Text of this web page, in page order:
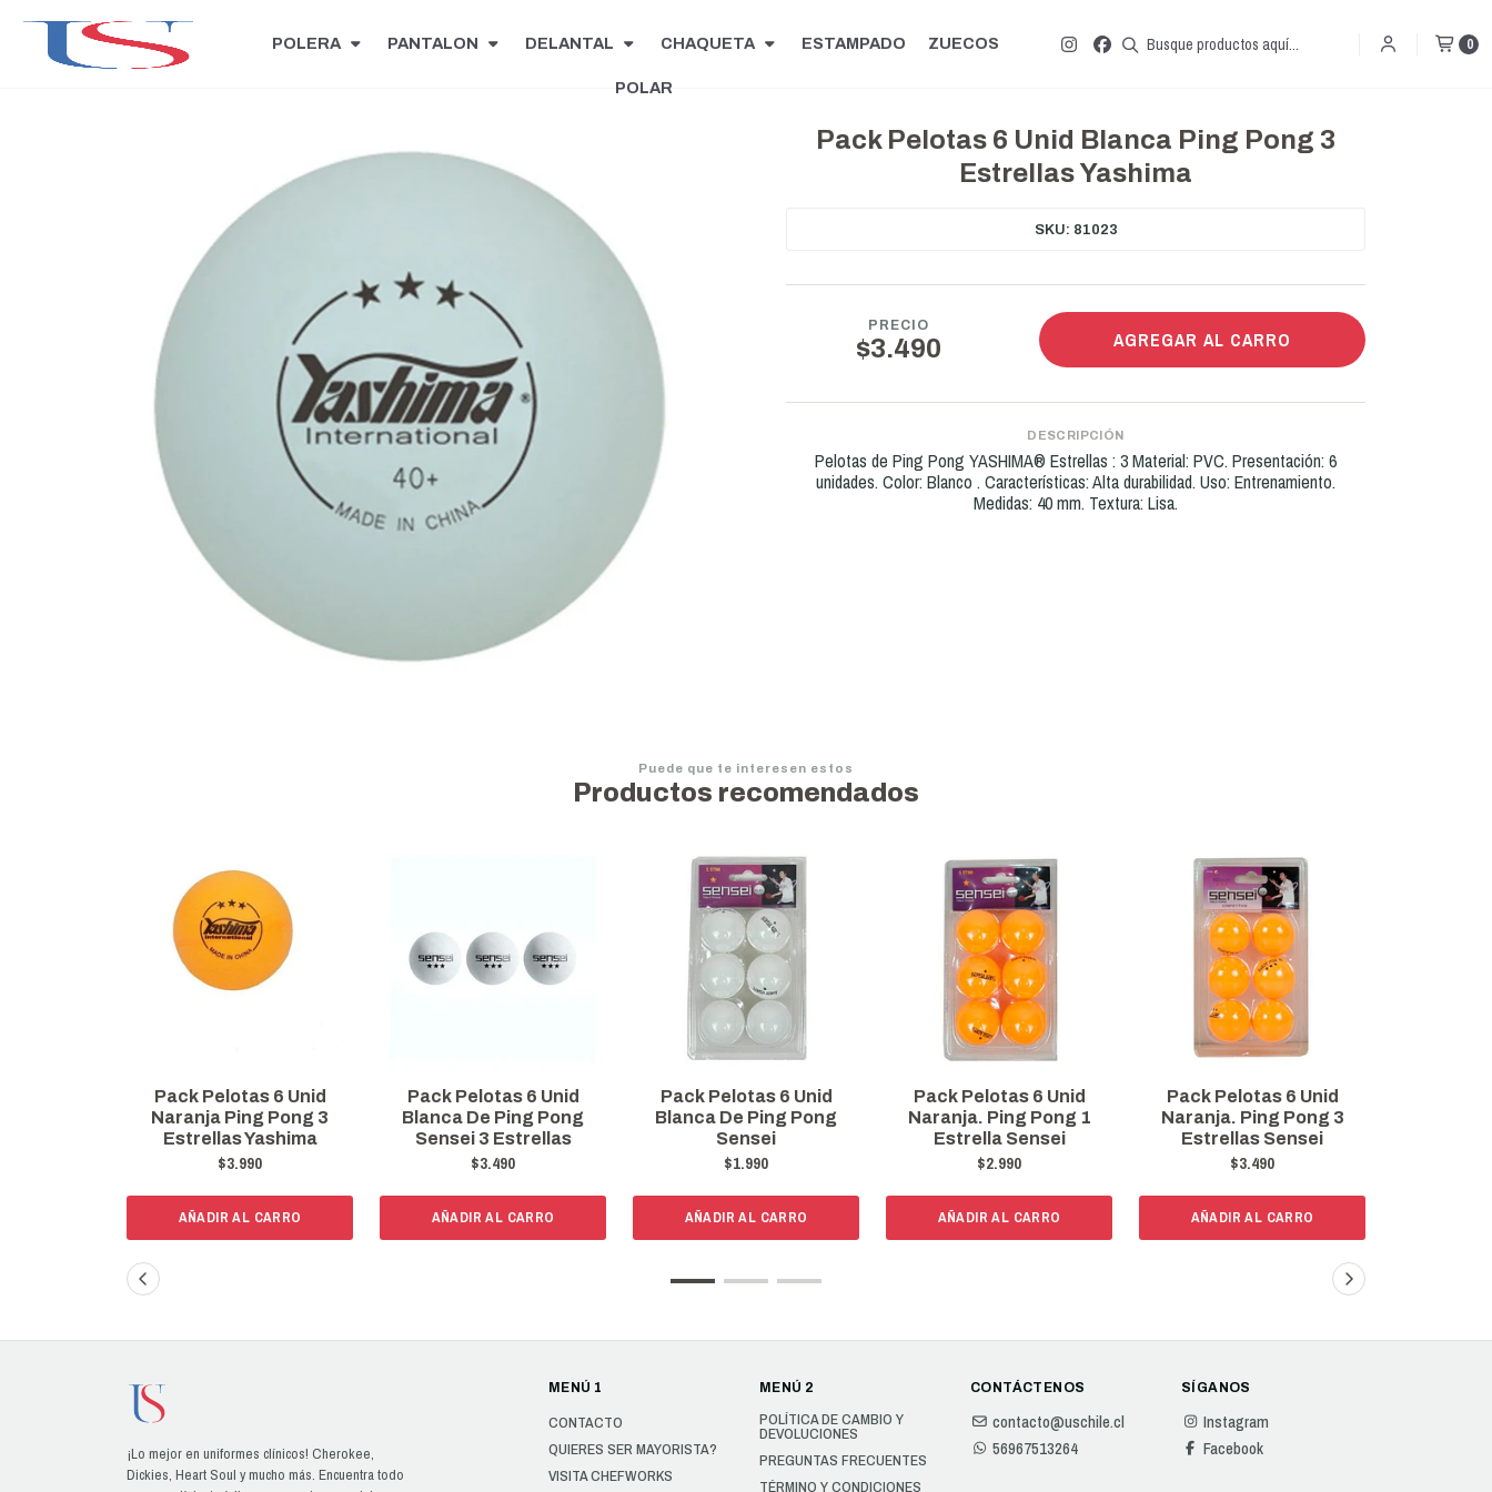
POLERA PANTALON DELANTAL CHAQUETA ESTAMPADO ZUECOS
POLAR
0
Pack Pelotas 6 Unid Blanca Ping Pong 3
Estrellas Yashima
SKU: 81023
PRECIO
$3.490 AGREGAR AL CARRO
DESCRIPCIÓN
Pelotas de Ping Pong YASHIMA® Estrellas : 3 Material: PVC. Presentación: 6
unidades. Color: Blanco . Características: Alta durabilidad. Uso: Entrenamiento.
Medidas: 40 mm. Textura: Lisa.
Puede que te interesen estos
Productos recomendados
Pack Pelotas 6 Unid
Naranja Ping Pong 3
Estrellas Yashima
$3.990
AÑADIR AL CARRO
Pack Pelotas 6 Unid
Blanca De Ping Pong
Sensei 3 Estrellas
$3.490
AÑADIR AL CARRO
Pack Pelotas 6 Unid
Blanca De Ping Pong
Sensei
$1.990
AÑADIR AL CARRO
Pack Pelotas 6 Unid
Naranja. Ping Pong 1
Estrella Sensei
$2.990
AÑADIR AL CARRO
Pack Pelotas 6 Unid
Naranja. Ping Pong 3
Estrellas Sensei
$3.490
AÑADIR AL CARRO
¡Lo mejor en uniformes clínicos! Cherokee,
Dickies, Heart Soul y mucho más. Encuentra todo
MENÚ 1
CONTACTO
QUIERES SER MAYORISTA?
VISITA CHEFWORKS
MENÚ 2
POLÍTICA DE CAMBIO Y
DEVOLUCIONES
PREGUNTAS FRECUENTES
TÉRMINO Y CONDICIONES
CONTÁCTENOS
contacto@uschile.cl
56967513264
SÍGANOS
Instagram
Facebook